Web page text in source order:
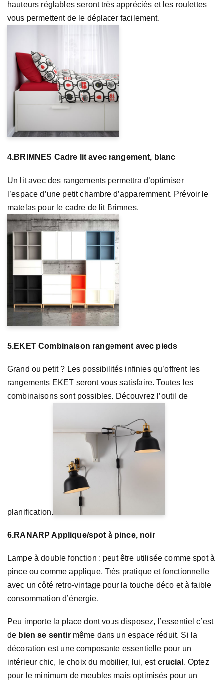
hauteurs réglables seront très appréciés et les roulettes
vous permettent de le déplacer facilement.
4.BRIMNES Cadre lit avec rangement, blanc
Un lit avec des rangements permettra d’optimiser
l’espace d’une petit chambre d’apparemment. Prévoir le
matelas pour le cadre de lit Brimnes.
5.EKET Combinaison rangement avec pieds
Grand ou petit ? Les possibilités infinies qu’offrent les
rangements EKET seront vous satisfaire. Toutes les
combinaisons sont possibles. Découvrez l’outil de
planification.
6.RANARP Applique/spot à pince, noir
Lampe à double fonction : peut être utilisée comme spot à
pince ou comme applique. Très pratique et fonctionnelle
avec un côté retro-vintage pour la touche déco et à faible
consommation d’énergie.
Peu importe la place dont vous disposez, l’essentiel c’est
de bien se sentirmême dans un espace réduit. Si la
décoration est une composante essentielle pour un
intérieur chic, le choix du mobilier, lui, est crucial . Optez
pour le minimum de meubles mais optimisés pour un